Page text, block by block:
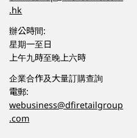
.hk
辦公時間:
星期一至日
上午九時至晚上六時
企業合作及大量訂購查詢
電郵:
webusiness@dfiretailgroup
.com